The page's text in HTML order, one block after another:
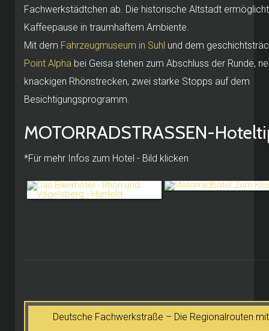
Fachwerkstädtchen ab. Die historische Altstadt
Kaffeepause in traumhaftem Ambiente.
Mit dem Fahrzeugmuseum in Suhl und dem
Point Alpha bei Geisa stehen zum Abschluss der Runde,
knackigen Rhönstrecken, zwei starke Stopps auf dem
Besichtigungsprogramm.
MOTORRADSTRASSEN-
*Für mehr Infos zum Hotel - Bild klicken
Deutsche Fachwerkstraße – Die Regionalrouten mit